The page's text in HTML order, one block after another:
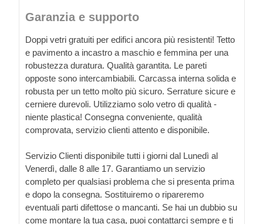
Garanzia e supporto
Doppi vetri gratuiti per edifici ancora più resistenti! Tetto
e pavimento a incastro a maschio e femmina per una
robustezza duratura. Qualità garantita. Le pareti
opposte sono intercambiabili. Carcassa interna solida e
robusta per un tetto molto più sicuro. Serrature sicure e
cerniere durevoli. Utilizziamo solo vetro di qualità -
niente plastica! Consegna conveniente, qualità
comprovata, servizio clienti attento e disponibile.
Servizio Clienti disponibile tutti i giorni dal Lunedì al
Venerdì, dalle 8 alle 17. Garantiamo un servizio
completo per qualsiasi problema che si presenta prima
e dopo la consegna. Sostituiremo o ripareremo
eventuali parti difettose o mancanti. Se hai un dubbio su
come montare la tua casa, puoi contattarci sempre e ti